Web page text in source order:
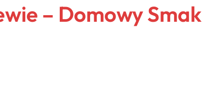
– Domowy Smak